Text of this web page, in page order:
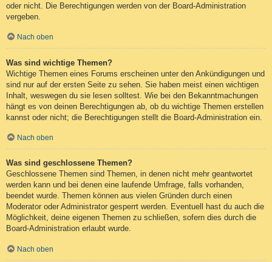
oder nicht. Die Berechtigungen werden von der Board-Administration
vergeben.
Nach oben
Was sind wichtige Themen?
Wichtige Themen eines Forums erscheinen unter den Ankündigungen und
sind nur auf der ersten Seite zu sehen. Sie haben meist einen wichtigen
Inhalt, weswegen du sie lesen solltest. Wie bei den Bekanntmachungen
hängt es von deinen Berechtigungen ab, ob du wichtige Themen erstellen
kannst oder nicht; die Berechtigungen stellt die Board-Administration ein.
Nach oben
Was sind geschlossene Themen?
Geschlossene Themen sind Themen, in denen nicht mehr geantwortet
werden kann und bei denen eine laufende Umfrage, falls vorhanden,
beendet wurde. Themen können aus vielen Gründen durch einen
Moderator oder Administrator gesperrt werden. Eventuell hast du auch die
Möglichkeit, deine eigenen Themen zu schließen, sofern dies durch die
Board-Administration erlaubt wurde.
Nach oben